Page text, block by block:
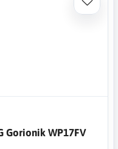
Gorionik WP17FV